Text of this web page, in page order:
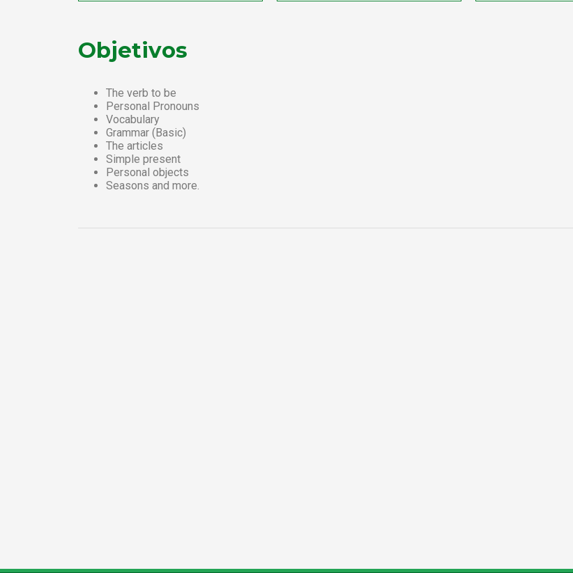
Objetivos
The verb to be
Personal Pronouns
Vocabulary
Grammar (Basic)
The articles
Simple present
Personal objects
Seasons and more.